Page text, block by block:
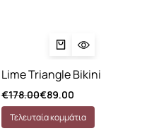
Lime Triangle Bikini
€178.00€89.00
Τελευταία κομμάτια